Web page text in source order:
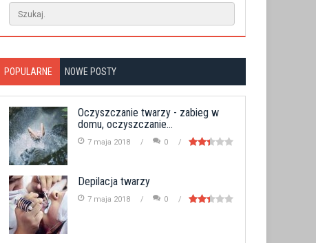
POPULARNE NOWE POSTY
Oczyszczanie twarzy - zabieg w
domu, oczyszczanie...
7 maja 2018 0
Depilacja twarzy
7 maja 2018 0